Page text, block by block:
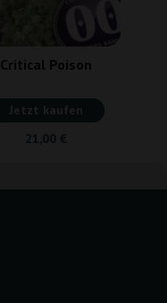
Critical Poison
Jetzt kaufen
21,00 €